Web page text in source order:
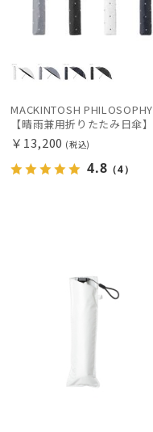
MACKINTOSH PHILOSOPHY
￥13,200 (税込)
4.8 （4）